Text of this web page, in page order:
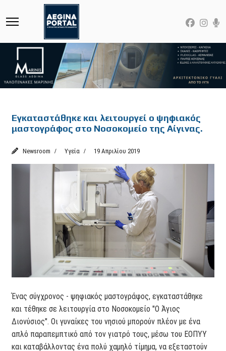
Εγκαταστάθηκε και λειτουργεί ο ψηφιακός
μαστογράφος στο Νοσοκομείο της Αίγινας.
Newsroom Υγεία 19 Απριλίου 2019
Ένας σύγχρονος - ψηφιακός μαστογράφος, εγκαταστάθηκε
και τέθηκε σε λειτουργία στο Νοσοκομείο "Ο Άγιος
Διονύσιος". Οι γυναίκες του νησιού μπορούν πλέον με ένα
απλό παραπεμπτικό από τον γιατρό τους, μέσω του ΕΟΠΥΥ
και καταβάλλοντας ένα πολύ χαμηλό τίμημα, να εξεταστούν